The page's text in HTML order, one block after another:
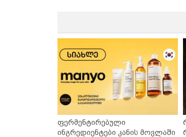
ფერმენტირებული
ინგრედიენტები კანის მოვლაში